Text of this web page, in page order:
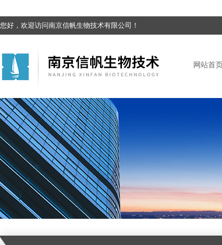
您好，欢迎访问南京信帆生物技术有限公司！
网站首